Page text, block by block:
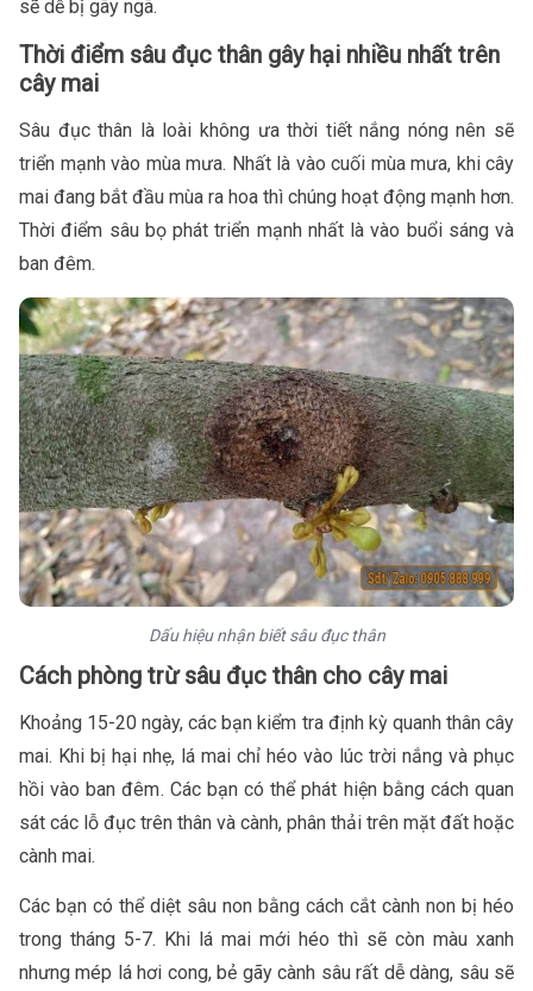
sẽ dễ bị gãy ngã.
Thời điểm sâu đục thân gây hại nhiều nhất trên
cây mai
Sâu đục thân là loài không ưa thời tiết nắng nóng nên sẽ
triển mạnh vào mùa mưa. Nhất là vào cuối mùa mưa, khi cây
mai đang bắt đầu mùa ra hoa thì chúng hoạt động mạnh hơn.
Thời điểm sâu bọ phát triển mạnh nhất là vào buổi sáng và
ban đêm.
Dấu hiệu nhận biết sâu đục thân
Cách phòng trừ sâu đục thân cho cây mai
Khoảng 15-20 ngày, các bạn kiểm tra định kỳ quanh thân cây
mai. Khi bị hại nhẹ, lá mai chỉ héo vào lúc trời nắng và phục
hồi vào ban đêm. Các bạn có thể phát hiện bằng cách quan
sát các lỗ đục trên thân và cành, phân thải trên mặt đất hoặc
cành mai.
Các bạn có thể diệt sâu non bằng cách cắt cành non bị héo
trong tháng 5-7. Khi lá mai mới héo thì sẽ còn màu xanh
nhưng mép lá hơi cong, bẻ gãy cành sâu rất dễ dàng, sâu sẽ